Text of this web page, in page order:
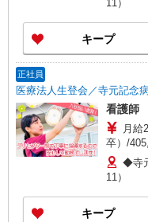
11）
キープ
正社員
医療法人生登会／寺元記念
看護師
月給
卒）/
学校卒
り 【別途手当支給】 経験加算 休日出勤手当2,000
円／回
勤加算
◆寺
11）
キープ